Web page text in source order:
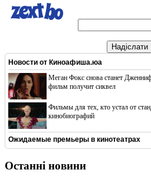
Надіслати
Новости от Киноафиша.юа
Меган Фокс снова станет
фильм получит сиквел
Фильмы для тех, кто устал от
кинобиографий
Ожидаемые премьеры в кинотеатрах
Останні новини